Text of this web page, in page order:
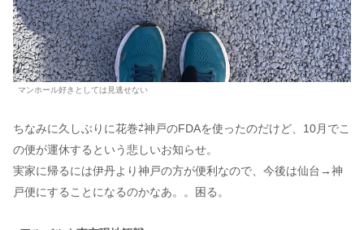
マンホール好きとしては見逃せない
ちなみに久しぶりに花巻⇄神戸のFDAを使ったのだけど、10月でこ
の便が運休するという悲しいお知らせ。
実家に帰るには伊丹より神戸の方が便利なので、今後は仙台→神
戸便にすることになるのかなあ。。困る。